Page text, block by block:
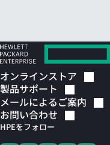
オンラインストア
製品サポート
メールによるご案内
お問い合わせ
HPEをフォロー